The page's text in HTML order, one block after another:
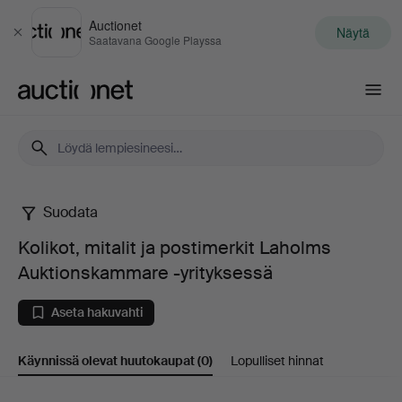
Sulje
Auctionet
Saatavana Google Playssa Näytä
Kolikot,
mitalit
ja
postimerkit
Suodata
Kolikot, mitalit ja postimerkit Laholms
Auktionskammare -yrityksessä
Aseta hakuvahti
Käynnissä olevat huutokaupat(0) Lopulliset hinnat